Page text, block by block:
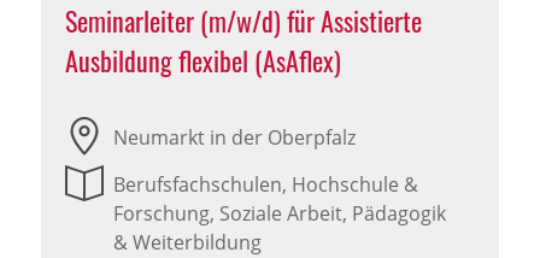
Seminarleiter (m/w/d) für Assistierte
Ausbildung flexibel (AsAflex)
Neumarkt in der Oberpfalz
Berufsfachschulen, Hochschule &
Forschung, Soziale Arbeit, Pädagogik
& Weiterbildung